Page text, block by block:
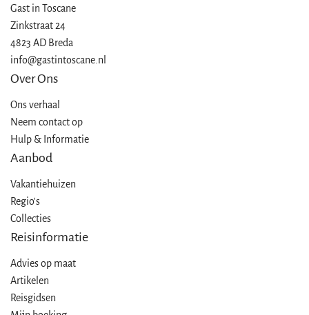
Gast in Toscane
Zinkstraat 24
4823 AD Breda
info@gastintoscane.nl
Over Ons
Ons verhaal
Neem contact op
Hulp & Informatie
Aanbod
Vakantiehuizen
Regio's
Collecties
Reisinformatie
Advies op maat
Artikelen
Reisgidsen